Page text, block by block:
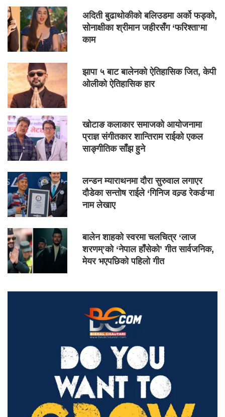
अदिती बुढाथोकीको बलिउडमा अर्को फड्को,
सोनाक्षीका श्रीमान जहीरसँग ‘फरिश्ता’मा
काम
झापा ५ बाट बालेनको ऐतिहासिक जित, केपी
ओलीको ऐतिहासिक हार
खोटाङ कलाकार समाजको आयोजनामा
प्राज्ञ संगीतकार शान्तिराम राईको एकल
साङ्गीतिक साँझ हुने
लन्डन म्याराथनमा दौरा सुरुवाल लगाएर
दौडेका सन्तोष राईले ‘गिनिज वल्र्ड रेकर्ड’मा
नाम लेखाए
बालेन शाहको स्वरमा चलचित्र ‘लाज
शरणम्’को ‘नेपाल हाँसेको’ गीत सार्वजनिक,
मेयर भएपछिको पहिलो गीत